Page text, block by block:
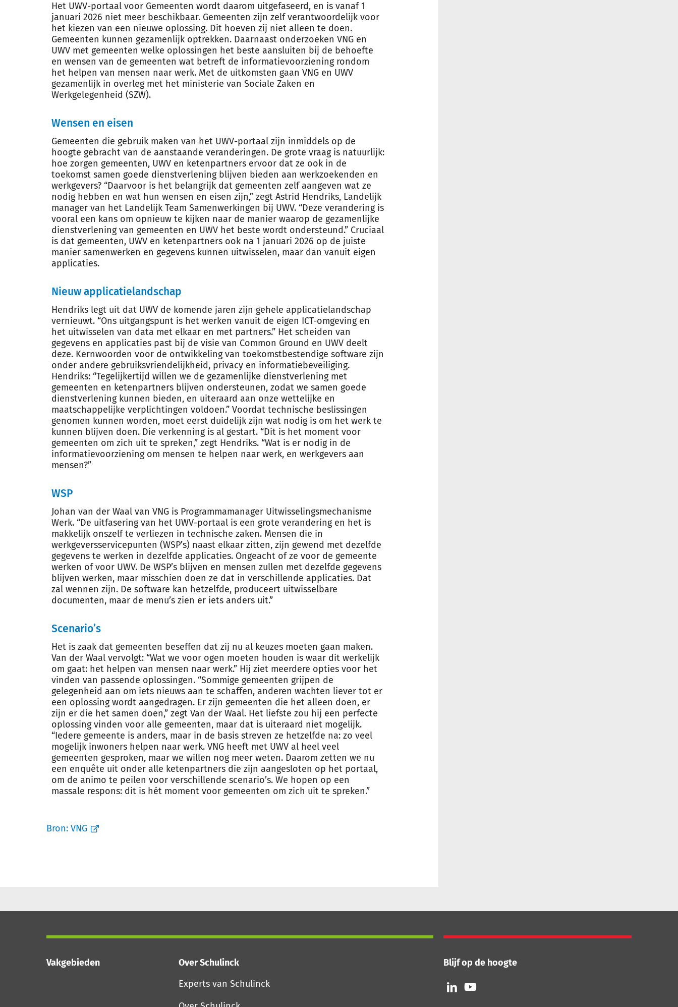
Het UWV-portaal voor Gemeenten wordt daarom uitgefaseerd, en is vanaf 1
januari 2026 niet meer beschikbaar. Gemeenten zijn zelf verantwoordelijk voor
het kiezen van een nieuwe oplossing. Dit hoeven zij niet alleen te doen.
Gemeenten kunnen gezamenlijk optrekken. Daarnaast onderzoeken VNG en
UWV met gemeenten welke oplossingen het beste aansluiten bij de behoefte
en wensen van de gemeenten wat betreft de informatievoorziening rondom
het helpen van mensen naar werk. Met de uitkomsten gaan VNG en UWV
gezamenlijk in overleg met het ministerie van Sociale Zaken en
Werkgelegenheid (SZW).
Wensen en eisen
Gemeenten die gebruik maken van het UWV-portaal zijn inmiddels op de
hoogte gebracht van de aanstaande veranderingen. De grote vraag is natuurlijk:
hoe zorgen gemeenten, UWV en ketenpartners ervoor dat ze ook in de
toekomst samen goede dienstverlening blijven bieden aan werkzoekenden en
werkgevers? “Daarvoor is het belangrijk dat gemeenten zelf aangeven wat ze
nodig hebben en wat hun wensen en eisen zijn,” zegt Astrid Hendriks, Landelijk
manager van het Landelijk Team Samenwerkingen bij UWV. “Deze verandering is
vooral een kans om opnieuw te kijken naar de manier waarop de gezamenlijke
dienstverlening van gemeenten en UWV het beste wordt ondersteund.” Cruciaal
is dat gemeenten, UWV en ketenpartners ook na 1 januari 2026 op de juiste
manier samenwerken en gegevens kunnen uitwisselen, maar dan vanuit eigen
applicaties.
Nieuw applicatielandschap
Hendriks legt uit dat UWV de komende jaren zijn gehele applicatielandschap
vernieuwt. “Ons uitgangspunt is het werken vanuit de eigen ICT-omgeving en
het uitwisselen van data met elkaar en met partners.” Het scheiden van
gegevens en applicaties past bij de visie van Common Ground en UWV deelt
deze. Kernwoorden voor de ontwikkeling van toekomstbestendige software zijn
onder andere gebruiksvriendelijkheid, privacy en informatiebeveiliging.
Hendriks: “Tegelijkertijd willen we de gezamenlijke dienstverlening met
gemeenten en ketenpartners blijven ondersteunen, zodat we samen goede
dienstverlening kunnen bieden, en uiteraard aan onze wettelijke en
maatschappelijke verplichtingen voldoen.” Voordat technische beslissingen
genomen kunnen worden, moet eerst duidelijk zijn wat nodig is om het werk te
kunnen blijven doen. Die verkenning is al gestart. “Dit is het moment voor
gemeenten om zich uit te spreken,” zegt Hendriks. “Wat is er nodig in de
informatievoorziening om mensen te helpen naar werk, en werkgevers aan
mensen?”
WSP
Johan van der Waal van VNG is Programmamanager Uitwisselingsmechanisme
Werk. “De uitfasering van het UWV-portaal is een grote verandering en het is
makkelijk onszelf te verliezen in technische zaken. Mensen die in
werkgeversservicepunten (WSP’s) naast elkaar zitten, zijn gewend met dezelfde
gegevens te werken in dezelfde applicaties. Ongeacht of ze voor de gemeente
werken of voor UWV. De WSP’s blijven en mensen zullen met dezelfde gegevens
blijven werken, maar misschien doen ze dat in verschillende applicaties. Dat
zal wennen zijn. De software kan hetzelfde, produceert uitwisselbare
documenten, maar de menu’s zien er iets anders uit.”
Scenario’s
Het is zaak dat gemeenten beseffen dat zij nu al keuzes moeten gaan maken.
Van der Waal vervolgt: “Wat we voor ogen moeten houden is waar dit werkelijk
om gaat: het helpen van mensen naar werk.” Hij ziet meerdere opties voor het
vinden van passende oplossingen. “Sommige gemeenten grijpen de
gelegenheid aan om iets nieuws aan te schaffen, anderen wachten liever tot er
een oplossing wordt aangedragen. Er zijn gemeenten die het alleen doen, er
zijn er die het samen doen,” zegt Van der Waal. Het liefste zou hij een perfecte
oplossing vinden voor alle gemeenten, maar dat is uiteraard niet mogelijk.
“Iedere gemeente is anders, maar in de basis streven ze hetzelfde na: zo veel
mogelijk inwoners helpen naar werk. VNG heeft met UWV al heel veel
gemeenten gesproken, maar we willen nog meer weten. Daarom zetten we nu
een enquête uit onder alle ketenpartners die zijn aangesloten op het portaal,
om de animo te peilen voor verschillende scenario’s. We hopen op een
massale respons: dit is hét moment voor gemeenten om zich uit te spreken.”
Bron: VNG
Vakgebieden
Over Schulinck
Experts van Schulinck
Blijf op de hoogte
Volg
ons
Volg
ons